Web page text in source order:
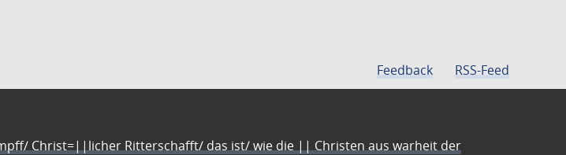
Feedback RSS-Feed
Christ=||licher Ritterschafft/ das ist/ wie die || Christen aus warheit der